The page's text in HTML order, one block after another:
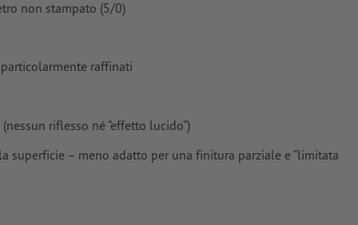
a 5
più un
oggetti
il
non stampato (5/0)
raffinati
riflesso né “effetto lucido”)
superficie – meno adatto per una finitura parziale e “limitata